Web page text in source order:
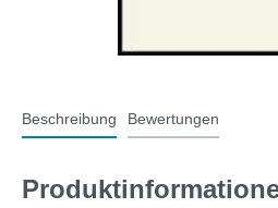
Beschreibung Bewertungen